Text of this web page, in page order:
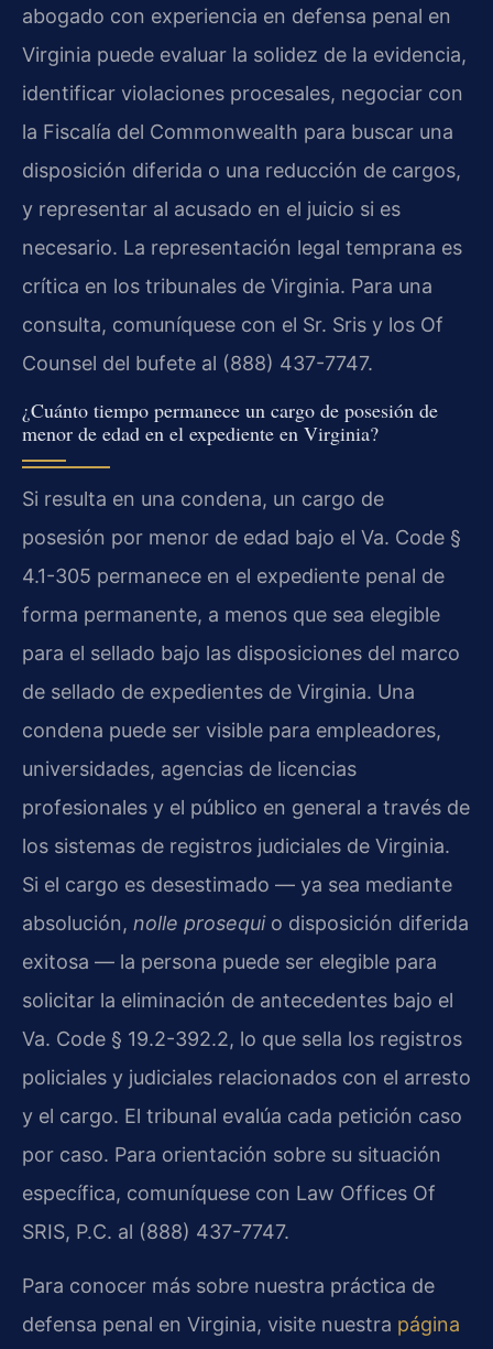
abogado con experiencia en defensa penal en
Virginia puede evaluar la solidez de la evidencia,
identificar violaciones procesales, negociar con
la Fiscalía del Commonwealth para buscar una
disposición diferida o una reducción de cargos,
y representar al acusado en el juicio si es
necesario. La representación legal temprana es
crítica en los tribunales de Virginia. Para una
consulta, comuníquese con el Sr. Sris y los Of
Counsel del bufete al (888) 437-7747.
¿Cuánto tiempo permanece un cargo de posesión de
menor de edad en el expediente en Virginia?
Si resulta en una condena, un cargo de
posesión por menor de edad bajo el Va. Code §
4.1-305 permanece en el expediente penal de
forma permanente, a menos que sea elegible
para el sellado bajo las disposiciones del marco
de sellado de expedientes de Virginia. Una
condena puede ser visible para empleadores,
universidades, agencias de licencias
profesionales y el público en general a través de
los sistemas de registros judiciales de Virginia.
Si el cargo es desestimado — ya sea mediante
absolución, nolle prosequio disposición diferida
exitosa — la persona puede ser elegible para
solicitar la eliminación de antecedentes bajo el
Va. Code § 19.2-392.2, lo que sella los registros
policiales y judiciales relacionados con el arresto
y el cargo. El tribunal evalúa cada petición caso
por caso. Para orientación sobre su situación
específica, comuníquese con Law Offices Of
SRIS, P.C. al (888) 437-7747.
Para conocer más sobre nuestra práctica de
defensa penal en Virginia, visite nuestra página